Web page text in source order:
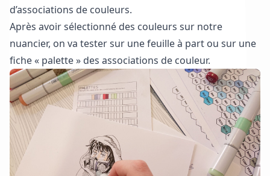
d’associations de couleurs.
Après avoir sélectionné des couleurs sur notre
nuancier, on va tester sur une feuille à part ou sur une
fiche « palette » des associations de couleur.